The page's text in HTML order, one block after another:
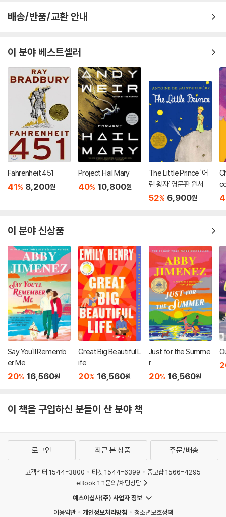
배송/반품/교환 안내
이 분야 베스트셀러
Fahrenheit 451
41% 8,200원
Project Hail Mary
40% 10,800원
The Little Prince '어
린 왕자' 영문판 원서
52% 6,900원
이 분야 신상품
Say You'll Rememb
er Me
20% 16,560원
Great Big Beautiful L
ife
20% 16,560원
Just for the Summe
r
20% 16,560원
이 책을 구입하신 분들이 산 분야 책
로그인 최근 본 상품 주문/배송
고객센터 1544-3800 티켓 1544-6399
중고샵 1566-4295
eBook 1:1문의/채팅상담
예스이십사(주) 사업자 정보
이용약관
개인정보처리방침 청소년보호정책